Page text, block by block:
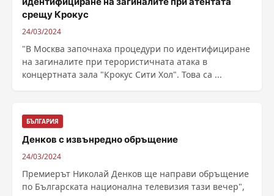
срещу Крокус
24/03/2024
"В Москва започнаха процедури по идентифициране
на загиналите при терористичната атака в
концертната зала "Крокус Сити Хол". Това са ...
БЪЛГАРИЯ
Денков с извънредно обръщение
24/03/2024
Премиерът Николай Денков ще направи обръщение
по Българската национална телевизия тази вечер",